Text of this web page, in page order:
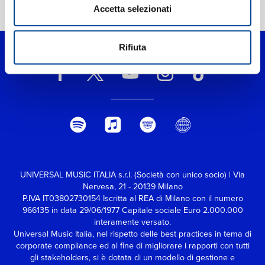
Accetta selezionati
Rifiuta
Home Pop > Ça nous dérange
UNIVERSAL MUSIC ITALIA s.r.l. (Società con unico socio) | Via
Nervesa, 21 - 20139 Milano
P.IVA IT03802730154 Iscritta al REA di Milano con il numero
966135 in data 29/06/1977 Capitale sociale Euro 2.000.000
interamente versato.
Universal Music Italia, nel rispetto delle best practices in tema di
corporate compliance ed al fine di migliorare i rapporti con tutti
gli stakeholders, si è dotata di un modello di gestione e